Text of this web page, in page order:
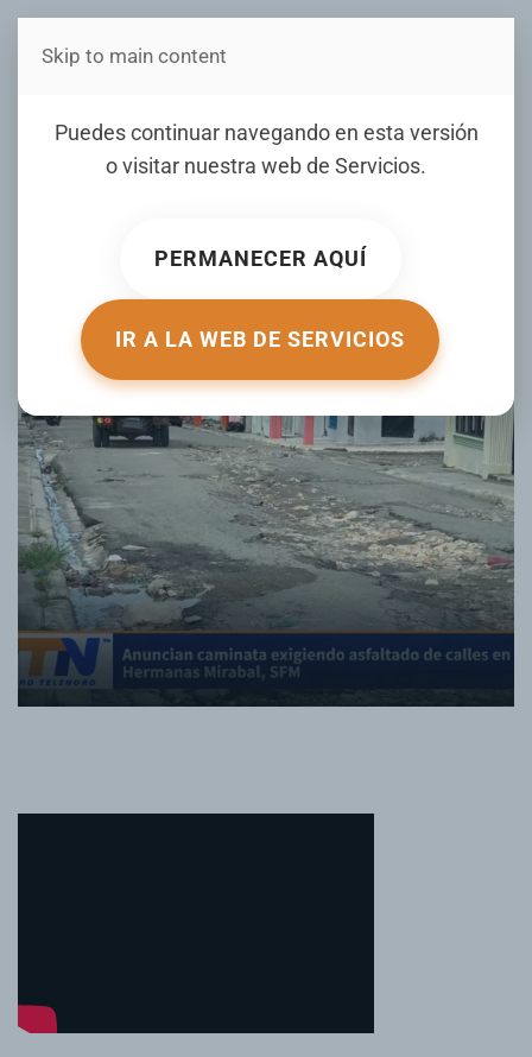
Estás en Telenord Medios
Puedes continuar navegando en esta versión
o visitar nuestra web de Servicios.
PERMANECER AQUÍ
IR A LA WEB DE SERVICIOS
Skip to main content
Anuncian caminata
exigiendo asfaltado de
Mirabal, SFM
ESCRITO POR NOTICIERO TELENORD EL 12 MAY 2026
PUBLICADO EN
NOTICIERO TELENORD.